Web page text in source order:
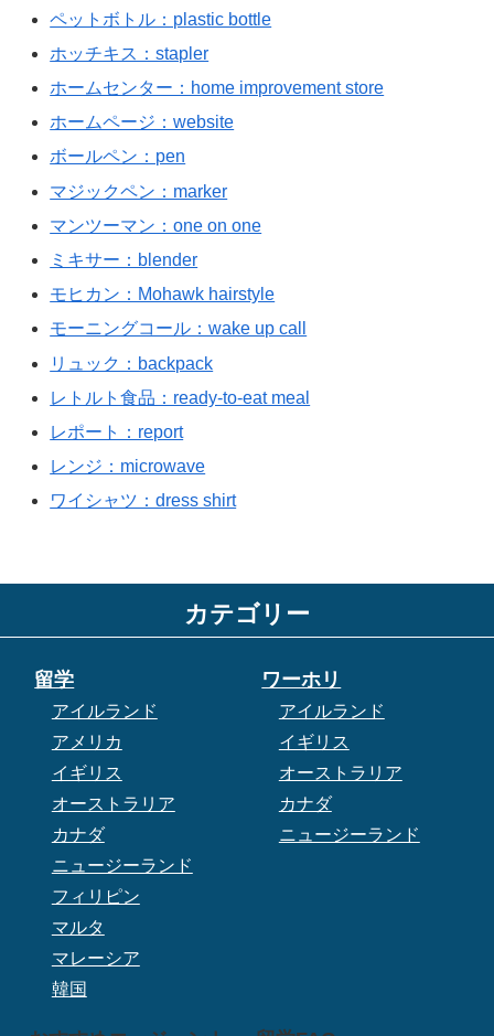
ペットボトル：plastic bottle
ホッチキス：stapler
ホームセンター：home improvement store
ホームページ：website
ボールペン：pen
マジックペン：marker
マンツーマン：one on one
ミキサー：blender
モヒカン：Mohawk hairstyle
モーニングコール：wake up call
リュック：backpack
レトルト食品：ready-to-eat meal
レポート：report
レンジ：microwave
ワイシャツ：dress shirt
カテゴリー
留学
アイルランド
アメリカ
イギリス
オーストラリア
カナダ
ニュージーランド
フィリピン
マルタ
マレーシア
韓国
ワーホリ
アイルランド
イギリス
オーストラリア
カナダ
ニュージーランド